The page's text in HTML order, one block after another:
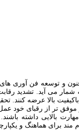
و توسعه فن آوری
شمار می آید. تشدید
باکیفیت بالا عرضه
تر از رقبای خود عمل
بالایی داشته باشند.
مند برای هماهنگ و